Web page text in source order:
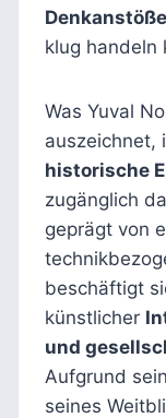
Denkanstöße
klug handeln
Was Yuval
auszeichnet,
historische
zugänglich
geprägt von
beschäftigt
künstlicher
und
Aufgrund
seines